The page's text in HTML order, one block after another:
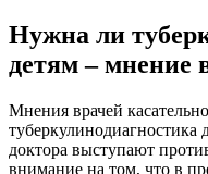
Нужна ли
детям – мнение
Мнения врачей
туберкулинодиагностика
доктора выступают
внимание на том, что в